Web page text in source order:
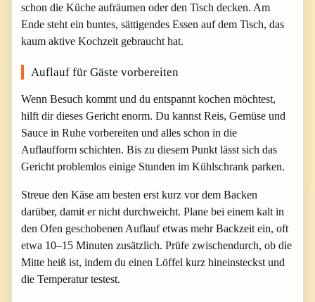
schon die Küche aufräumen oder den Tisch decken. Am
Ende steht ein buntes, sättigendes Essen auf dem Tisch, das
kaum aktive Kochzeit gebraucht hat.
Auflauf für Gäste vorbereiten
Wenn Besuch kommt und du entspannt kochen möchtest,
hilft dir dieses Gericht enorm. Du kannst Reis, Gemüse und
Sauce in Ruhe vorbereiten und alles schon in die
Auflaufform schichten. Bis zu diesem Punkt lässt sich das
Gericht problemlos einige Stunden im Kühlschrank parken.
Streue den Käse am besten erst kurz vor dem Backen
darüber, damit er nicht durchweicht. Plane bei einem kalt in
den Ofen geschobenen Auflauf etwas mehr Backzeit ein, oft
etwa 10–15 Minuten zusätzlich. Prüfe zwischendurch, ob die
Mitte heiß ist, indem du einen Löffel kurz hineinsteckst und
die Temperatur testest.